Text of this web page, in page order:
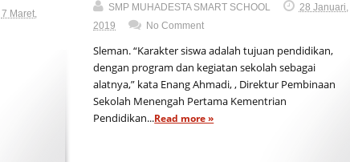
7 Maret,
SMP MUHADESTA SMART SCHOOL
28 Januari,
2019
No Comment
Sleman. “Karakter siswa adalah tujuan pendidikan,
dengan program dan kegiatan sekolah sebagai
alatnya,” kata Enang Ahmadi, , Direktur Pembinaan
Sekolah Menengah Pertama Kementrian
Pendidikan...Read more »